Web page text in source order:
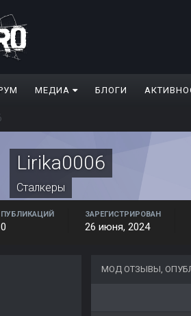
МЕДИА БЛОГИ
Lirika0006
Сталкеры
ПУБЛИКАЦИЙ
0
ЗАРЕГИСТРИРОВАН
26 июня, 2024
МОД ОТЗЫВЫ,